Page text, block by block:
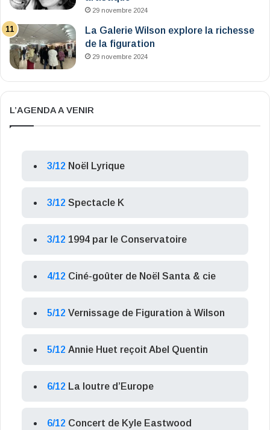
29 novembre 2024
La Galerie Wilson explore la richesse
de la figuration
29 novembre 2024
L’AGENDA A VENIR
3/12 Noël Lyrique
3/12 Spectacle K
3/12 1994 par le Conservatoire
4/12 Ciné-goûter de Noël Santa & cie
5/12 Vernissage de Figuration à Wilson
5/12 Annie Huet reçoit Abel Quentin
6/12 La loutre d’Europe
6/12 Concert de Kyle Eastwood